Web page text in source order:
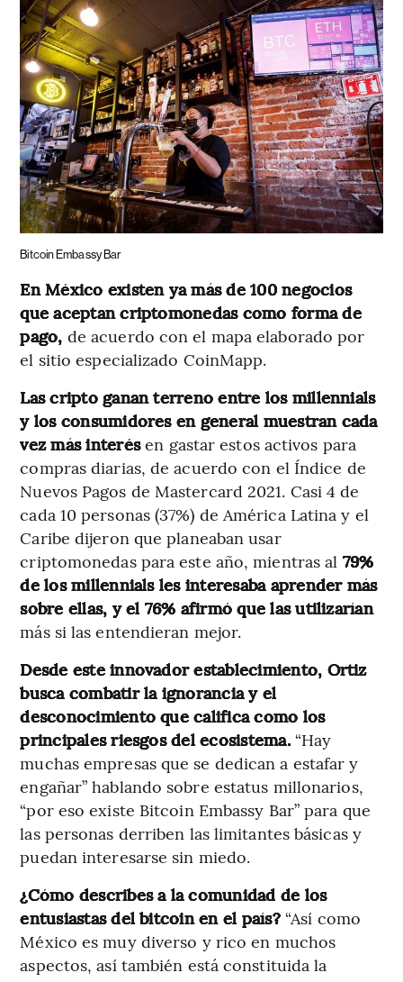
Bitcoin Embassy Bar
En México existen ya más de 100 negocios
que aceptan criptomonedas como forma de
pago, de acuerdo con el mapa elaborado por
el sitio especializado CoinMapp.
Las cripto ganan terreno entre los millennials
y los consumidores en general muestran cada
vez más interésen gastar estos activos para
compras diarias, de acuerdo con el Índice de
Nuevos Pagos de Mastercard 2021. Casi 4 de
cada 10 personas (37%) de América Latina y el
Caribe dijeron que planeaban usar
criptomonedas para este año, mientras al 79%
de los millennials les interesaba aprender más
sobre ellas, y el 76% afirmó que las utilizarían
más si las entendieran mejor.
Desde este innovador establecimiento, Ortiz
busca combatir la ignorancia y el
desconocimiento que califica como los
principales riesgos del ecosistema.“Hay
muchas empresas que se dedican a estafar y
engañar” hablando sobre estatus millonarios,
“por eso existe Bitcoin Embassy Bar” para que
las personas derriben las limitantes básicas y
puedan interesarse sin miedo.
¿Cómo describes a la comunidad de los
entusiastas del bitcoin en el país?“Así como
México es muy diverso y rico en muchos
aspectos, así también está constituida la